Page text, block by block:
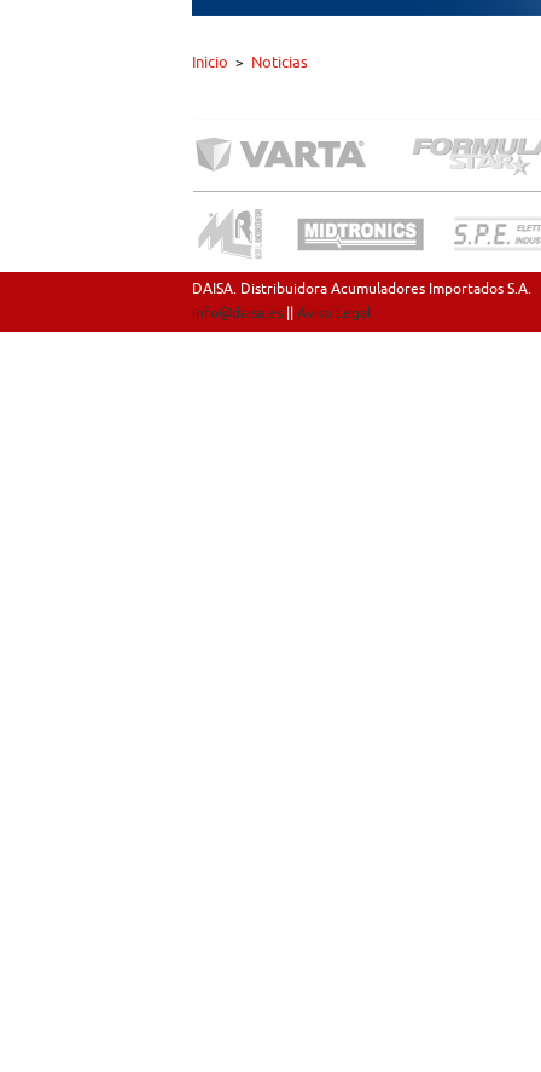
Inicio > Noticias
DAISA. Distribuidora Acumuladores Importados S.A.
info@daisa.es|| Aviso Legal